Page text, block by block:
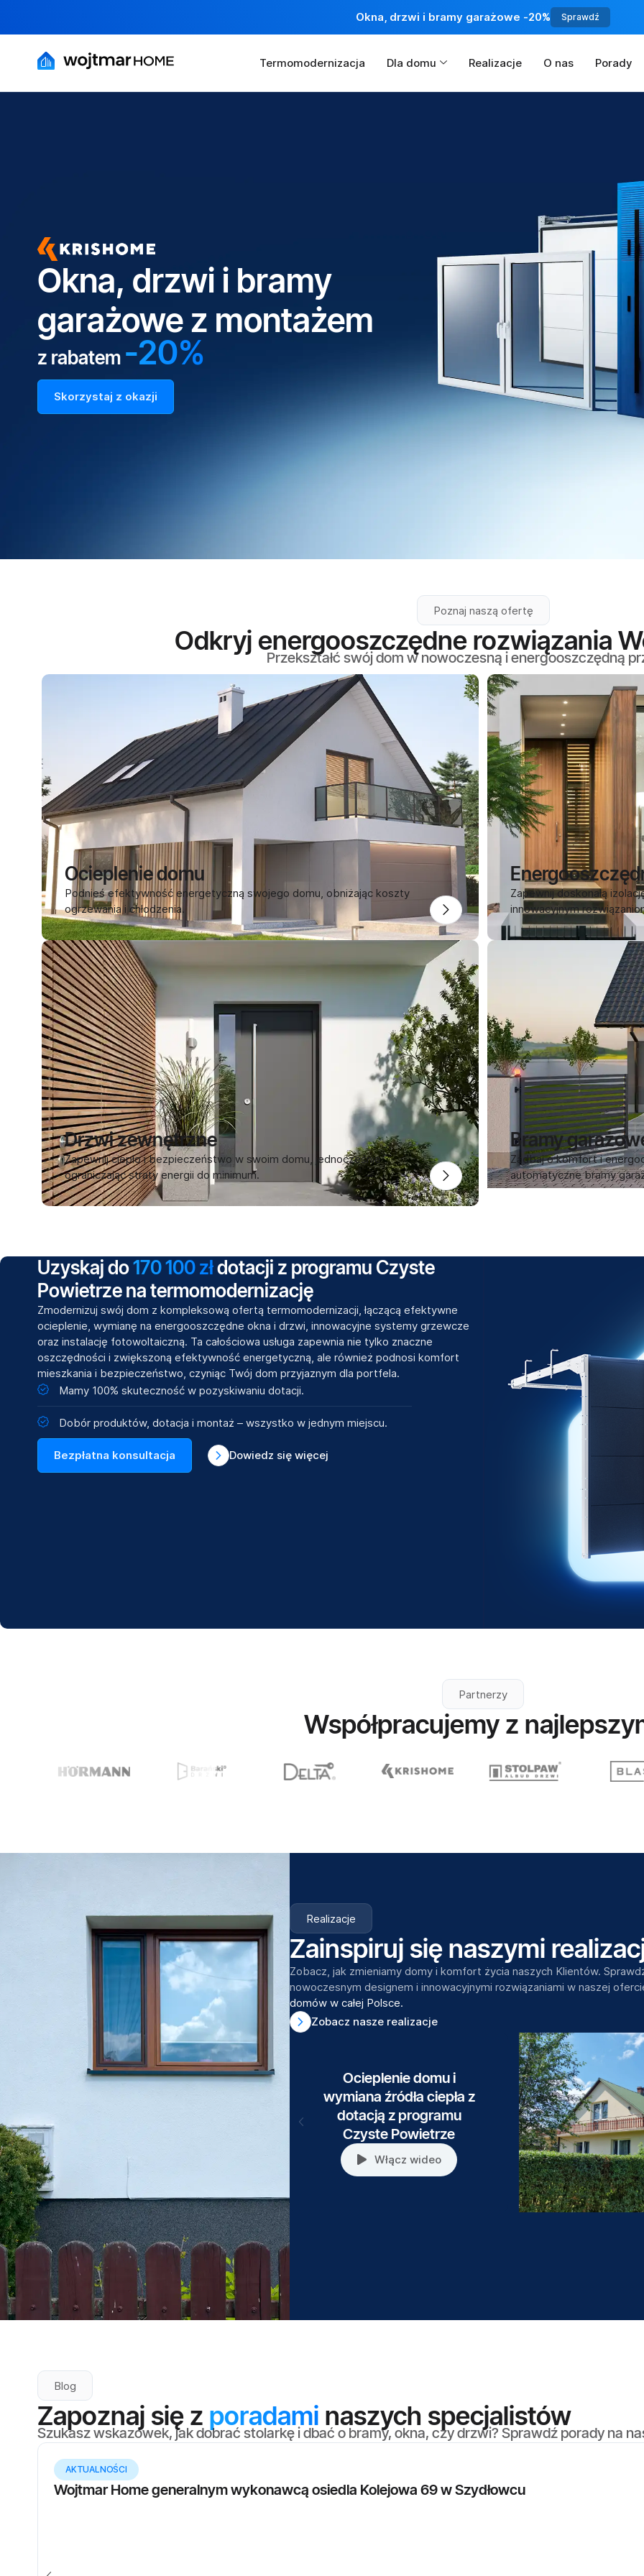
Okna, drzwi i bramy garażowe -20% Sprawdź
Termomodernizacja Dla domu Realizacje O nas Porady
Okna, drzwi i bramy
garażowe z montażem
z rabatem -20%
Skorzystaj z okazji
Poznaj naszą ofertę
Odkryj energooszczędne rozwiązania
Przekształć swój dom w nowoczesną i energooszczędną
Ocieplenie domu
Podnieś efektywność energetyczną swojego domu, obniżając koszty
ogrzewania i chłodzenia.
Zapewnij doskonałą
innowacyjnym
Drzwi zewnętrzne
Zapewnij ciepło i bezpieczeństwo w swoim domu, jednocześnie
ograniczając straty energii do minimum.
Bramy
Zadbaj o komfort i
automatyczne bramy
Uzyskaj do170 100 złdotacji z programu Czyste
Powietrze na termomodernizację
Zmodernizuj swój dom z kompleksową ofertą termomodernizacji, łączącą efektywne
ocieplenie, wymianę na energooszczędne okna i drzwi, innowacyjne systemy grzewcze
oraz instalację fotowoltaiczną. Ta całościowa usługa zapewnia nie tylko znaczne
oszczędności i zwiększoną efektywność energetyczną, ale również podnosi komfort
mieszkania i bezpieczeństwo, czyniąc Twój dom przyjaznym dla portfela.
Mamy 100% skuteczność w pozyskiwaniu dotacji.
Dobór produktów, dotacja i montaż – wszystko w jednym miejscu.
Bezpłatna konsultacja Dowiedz się więcej
Partnerzy
Współpracujemy z
Realizacje
Zainspiruj się naszymi
Zobacz, jak zmieniamy domy i komfort życia naszych Klientów.
nowoczesnym designem i innowacyjnymi rozwiązaniami w naszej
domów w całej Polsce.
Zobacz nasze realizacje
Ocieplenie domu i
wymiana źródła ciepła z
dotacją z programu
Czyste Powietrze
Włącz wideo
Blog
Zapoznaj się z poradami naszych specjalistów
Szukasz wskazówek, jak dobrać stolarkę i dbać o bramy, okna, czy drzwi? Sprawdź porady na
AKTUALNOŚCI
Wojtmar Home generalnym wykonawcą osiedla Kolejowa 69 w Szydłowcu